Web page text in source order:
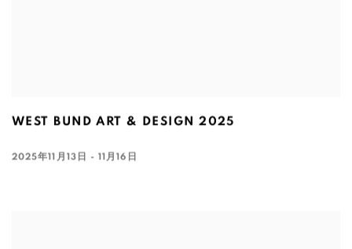
WEST BUND ART & DESIGN 2025
2025年11月13日 - 11月16日